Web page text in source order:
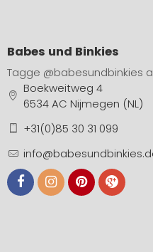
Babes und Binkies
Tagge @babesundbinkies
Boekweitweg 4
6534 AC Nijmegen (NL)
+31(0)85 30 31 099